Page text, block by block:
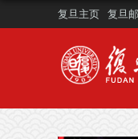
复旦主页 复旦